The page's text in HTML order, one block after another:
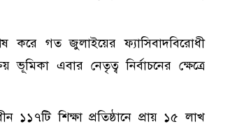
করে গত জুলাইয়ের ফ্যাসিবাদবিরোধী
ভূমিকা এবার নেতৃত্ব নির্বাচনের ক্ষেত্রে
১১৭টি শিক্ষা প্রতিষ্ঠানে প্রায় ১৫ লাখ